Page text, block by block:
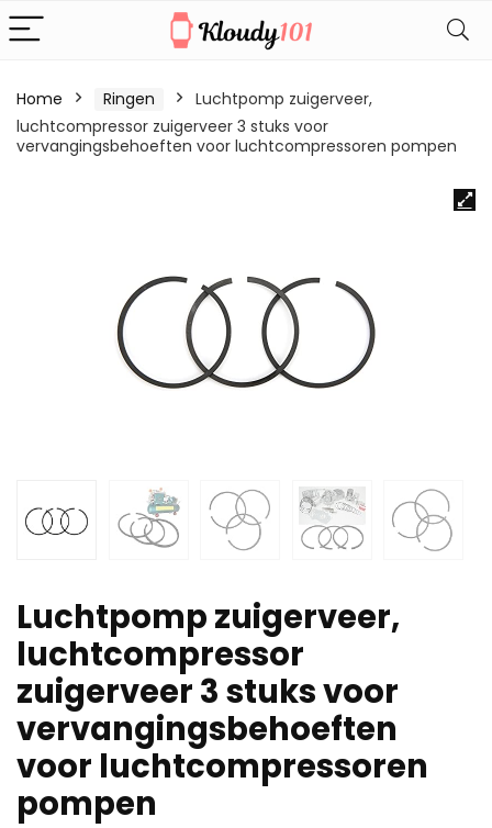
Home Ringen
Luchtpomp zuigerveer,
luchtcompressor zuigerveer 3 stuks voor
vervangingsbehoeften voor luchtcompressoren pompen
Luchtpomp zuigerveer,
luchtcompressor
zuigerveer 3 stuks voor
vervangingsbehoeften
voor luchtcompressoren
pompen